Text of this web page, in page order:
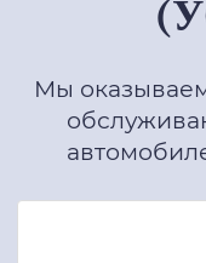
Мы